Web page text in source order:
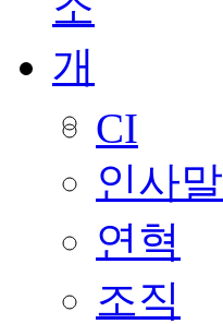
CI
인사말
연혁
조직